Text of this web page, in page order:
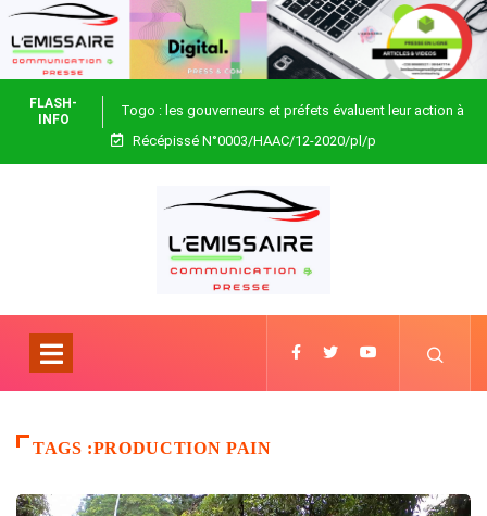
FLASH-
INFO
Togo : les gouverneurs et préfets évaluent leur action à
Blitta
Récépissé N°0003/HAAC/12-2020/pl/p
TAGS :PRODUCTION PAIN